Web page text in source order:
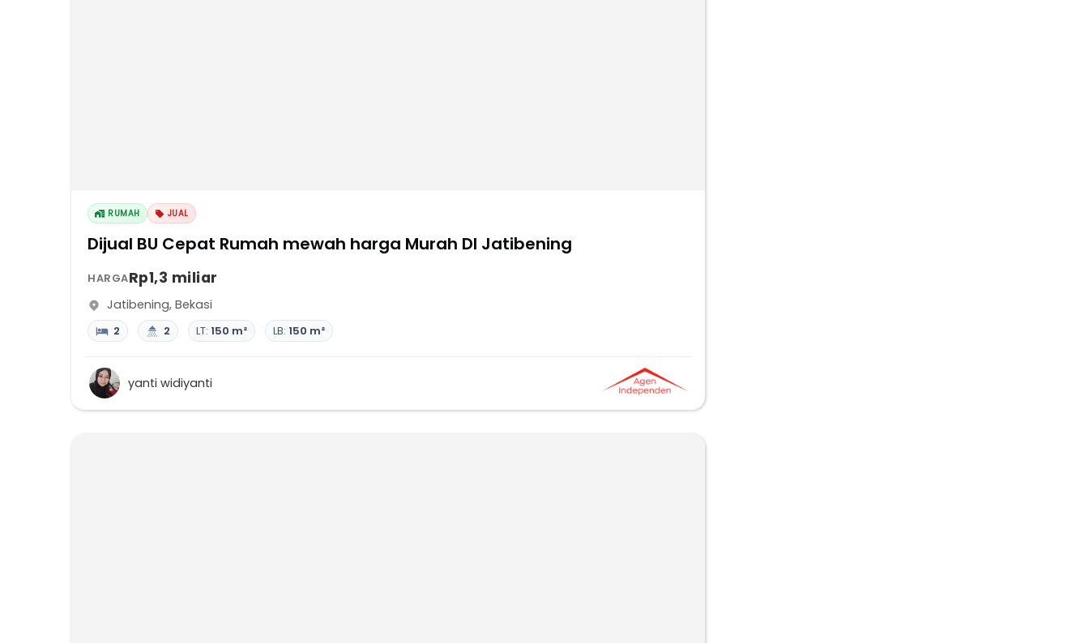
RUMAH JUAL
Dijual BU Cepat Rumah mewah harga Murah DI Jatibening
HARGARp1,3 miliar
Jatibening, Bekasi
2 2 LT: 150 m² LB: 150 m²
yanti widiyanti